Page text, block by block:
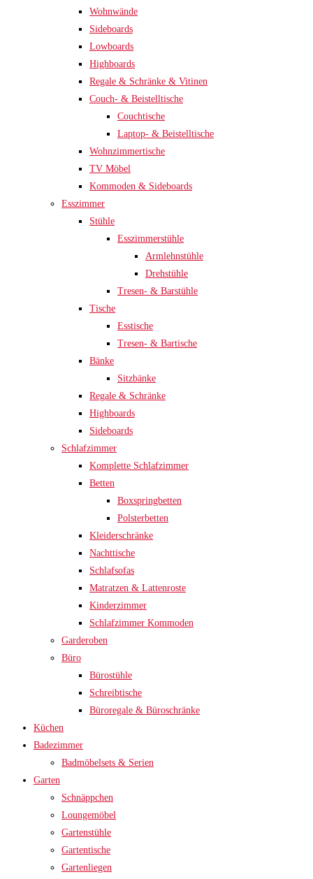
Wohnwände
Sideboards
Lowboards
Highboards
Regale & Schränke & Vitinen
Couch- & Beistelltische
Couchtische
Laptop- & Beistelltische
Wohnzimmertische
TV Möbel
Kommoden & Sideboards
Esszimmer
Stühle
Esszimmerstühle
Armlehnstühle
Drehstühle
Tresen- & Barstühle
Tische
Esstische
Tresen- & Bartische
Bänke
Sitzbänke
Regale & Schränke
Highboards
Sideboards
Schlafzimmer
Komplette Schlafzimmer
Betten
Boxspringbetten
Polsterbetten
Kleiderschränke
Nachttische
Schlafsofas
Matratzen & Lattenroste
Kinderzimmer
Schlafzimmer Kommoden
Garderoben
Büro
Bürostühle
Schreibtische
Büroregale & Büroschränke
Küchen
Badezimmer
Badmöbelsets & Serien
Garten
Schnäppchen
Loungemöbel
Gartenstühle
Gartentische
Gartenliegen